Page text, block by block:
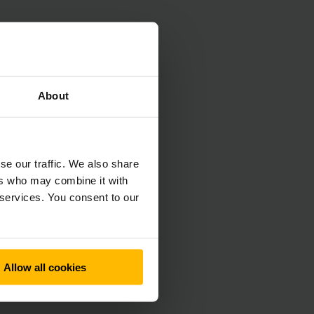
About
our traffic. We also share
who may combine it with
You consent to our
Allow all cookies
Anwender
ist es möglich,
André
dies neben